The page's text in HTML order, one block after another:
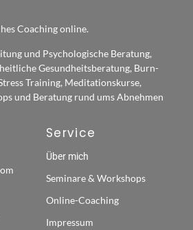
Coaching online.
und Psychologische Beratung,
Gesundheitsberatung, Burn-
Training, Meditationskurse,
und Beratung rund ums Abnehmen
Service
Über mich
Seminare & Workshops
Online-Coaching
Impressum